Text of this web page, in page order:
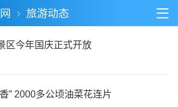
旅游动态
区今年国庆正式开放
” 2000多公顷油菜花连片